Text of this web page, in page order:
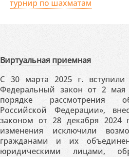
турнир по шахматам
Виртуальная приемная
С 30 марта 2025 г.
Федеральный закон от 2
порядке рассмотрения
Российской Федерации»,
законом от 28 декабря
изменения исключили
гражданами и их
юридическими лицами,